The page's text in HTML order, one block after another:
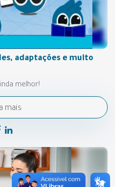
adaptações e muito
melhor!
mais